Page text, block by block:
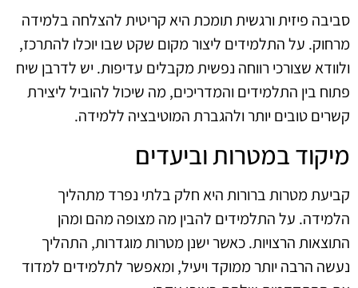
סביבה פיזית ורגשית תומכת היא קריטית להצלחה בלמידה
מרחוק. על התלמידים ליצור מקום שקט שבו יוכלו להתרכז,
ולוודא שצורכי רווחה נפשית מקבלים עדיפות. יש לדרבן שיח
פתוח בין התלמידים והמדריכים, מה שיכול להוביל ליצירת
קשרים טובים יותר ולהגברת המוטיבציה ללמידה.
מיקוד במטרות וביעדים
קביעת מטרות ברורות היא חלק בלתי נפרד מתהליך
הלמידה. על התלמידים להבין מה מצופה מהם ומהן
התוצאות הרצויות. כאשר ישנן מטרות מוגדרות, התהליך
נעשה הרבה יותר ממוקד ויעיל, ומאפשר לתלמידים למדוד